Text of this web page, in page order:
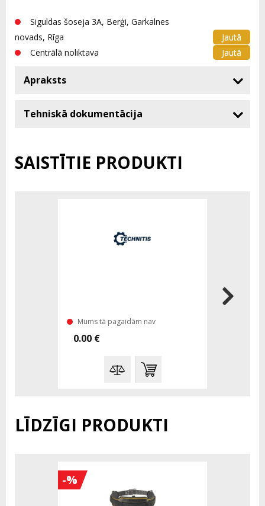
Siguldas šoseja 3A, Berģi, Garkalnes
novads, Rīga
Jautā
Centrālā noliktava
Jautā
Apraksts
Tehniskā dokumentācija
SAISTĪTIE PRODUKTI
Mums tā pagaidām nav
0.00 €
LĪDZĪGI PRODUKTI
-%